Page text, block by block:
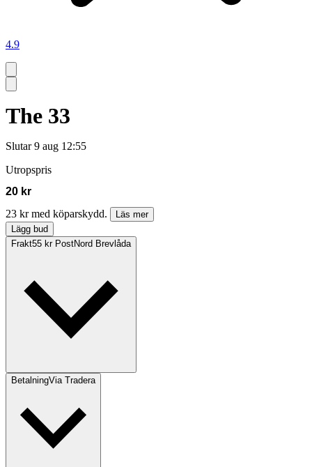
4.9
The 33
Slutar 9 aug 12:55
Utropspris
20 kr
23 kr med köparskydd.
Läs mer
Lägg bud
Frakt55 kr PostNord Brevlåda
BetalningVia Tradera